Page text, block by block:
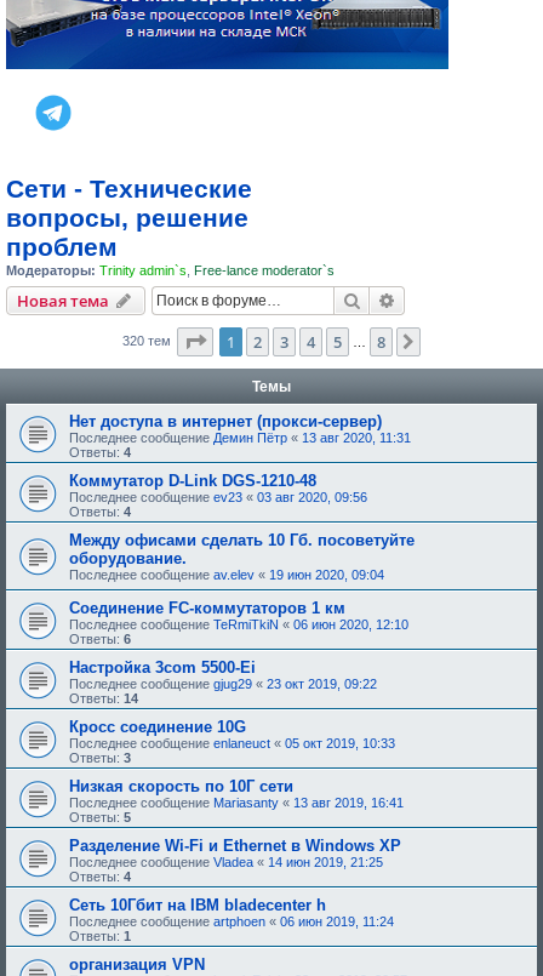
Сети - Технические
вопросы, решение
проблем
Модераторы: Trinity admin`s Free-lance moderator`s
Новая тема Поиск
320 тем Страница из
1 2 3 4 5 8
Темы
Нет доступа в интернет (прокси-сервер)
Последнее сообщение Демин Пётр « 13 авг 2020, 11:31
Ответы: 4
Коммутатор D-Link DGS-1210-48
Последнее сообщение ev23 « 03 авг 2020, 09:56
Ответы: 4
Между офисами сделать 10 Гб. посоветуйте
оборудование.
Последнее сообщение av.elev « 19 июн 2020, 09:04
Соединение FC-коммутаторов 1 км
Последнее сообщение TeRmiTkiN « 06 июн 2020, 12:10
Ответы: 6
Настройка 3com 5500-Ei
Последнее сообщение gjug29 « 23 окт 2019, 09:22
Ответы: 14
Кросс соединение 10G
Последнее сообщение enlaneuct « 05 окт 2019, 10:33
Ответы: 3
Низкая скорость по 10Г сети
Последнее сообщение Mariasanty « 13 авг 2019, 16:41
Ответы: 5
Разделение Wi-Fi и Ethernet в Windows XP
Последнее сообщение Vladea « 14 июн 2019, 21:25
Ответы: 4
Сеть 10Гбит на IBM bladecenter h
Последнее сообщение artphoen « 06 июн 2019, 11:24
Ответы: 1
организация VPN